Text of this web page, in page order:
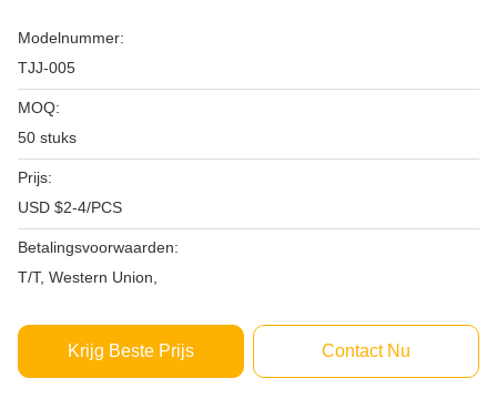
Modelnummer:
TJJ-005
MOQ:
50 stuks
Prijs:
USD $2-4/PCS
Betalingsvoorwaarden:
T/T, Western Union,
Krijg Beste Prijs Contact Nu